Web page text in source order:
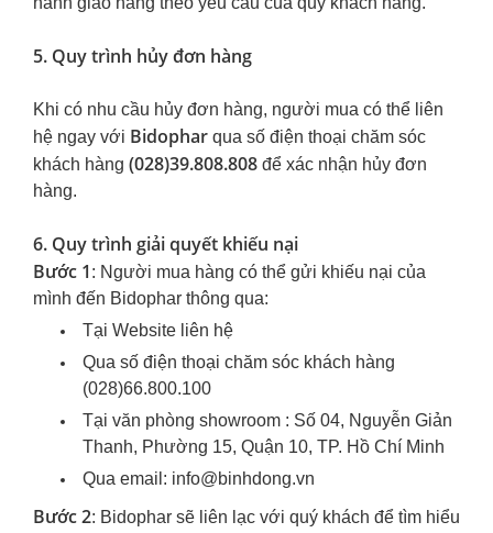
5. Quy trình hủy đơn hàng
Khi có nhu cầu hủy đơn hàng, người mua có thể liên
hệ ngay với Bidophar qua số điện thoại chăm sóc
khách hàng (028)39.808.808 để xác nhận hủy đơn
hàng.
6. Quy trình giải quyết khiếu nại
Bước 1 : Người mua hàng có thể gửi khiếu nại của
mình đến Bidophar thông qua:
Tại Website liên hệ
Qua số điện thoại chăm sóc khách hàng
(028)66.800.100
Tại văn phòng showroom : Số 04, Nguyễn Giản
Thanh, Phường 15, Quận 10, TP. Hồ Chí Minh
Qua email: info@binhdong.vn
Bước 2: Bidophar sẽ liên lạc với quý khách để tìm hiểu